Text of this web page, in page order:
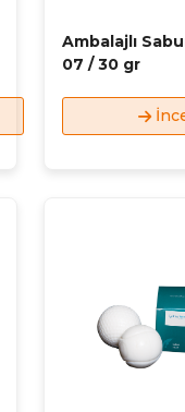
Ambalajlı
07 / 30 gr